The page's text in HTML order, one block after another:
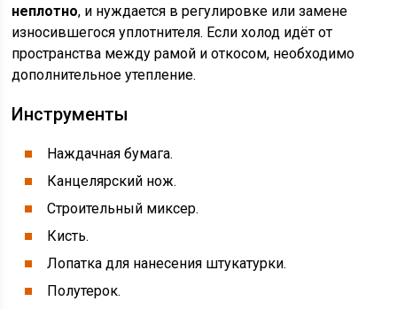
неплотно, и нуждается в регулировке или замене
износившегося уплотнителя. Если холод идёт от
пространства между рамой и откосом, необходимо
дополнительное утепление.
Инструменты
Наждачная бумага.
Канцелярский нож.
Строительный миксер.
Кисть.
Лопатка для нанесения штукатурки.
Полутерок.